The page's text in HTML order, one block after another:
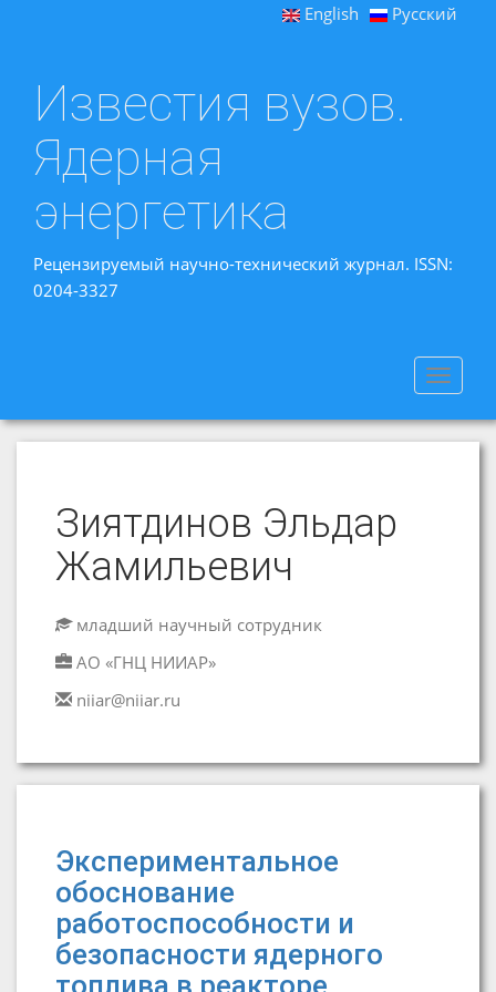
English Русский
Известия вузов.
Ядерная
энергетика
Рецензируемый научно-технический журнал. ISSN:
0204-3327
Toggle
Зиятдинов Эльдар
Жамильевич
младший научный сотрудник
АО «ГНЦ НИИАР»
niiar@niiar.ru
Экспериментальное
обоснование
работоспособности и
безопасности ядерного
топлива в реакторе